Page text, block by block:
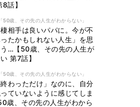
話】
50歳、その先の人生がわからない」
相手は良いパパに。今が不
たかもしれない人生」を思
う…【50歳、その先の人生が
第7話】
50歳、その先の人生がわからない」
終わっただけ」なのに、自分
ていないように感じてしま
歳、その先の人生がわから